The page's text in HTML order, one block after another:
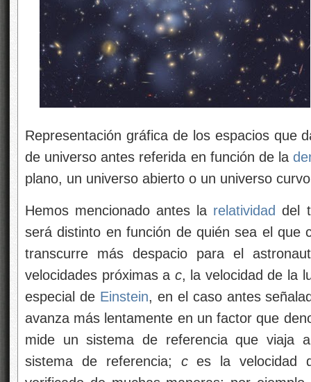
Representación gráfica de los espacios que
de universo antes referida en función de la
plano, un universo abierto o un universo
Hemos mencionado antes la relatividad del
será distinto en función de quién sea el que
transcurre más despacio para el
velocidades próximas a c, la velocidad de la
especial de Einstein, en el caso antes
avanza más lentamente en un factor que
mide un sistema de referencia que viaja
sistema de referencia; ces la velocidad